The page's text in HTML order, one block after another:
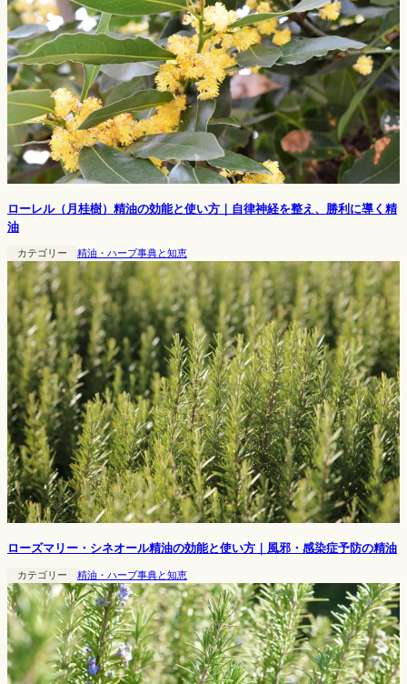
ローレル（月桂樹）精油の効能と使い方｜自律神経を整え、勝利に導く精
油
カテゴリー 精油・ハーブ事典と知恵
ローズマリー・シネオール精油の効能と使い方｜風邪・感染症予防の精油
カテゴリー 精油・ハーブ事典と知恵